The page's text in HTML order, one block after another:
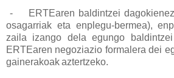
-
ERTEaren baldintzei
osagarriak eta enplegu-bermea),
zaila izango dela egungo
ERTEaren negoziazio formalera dei
gainerakoakaztertzeko.